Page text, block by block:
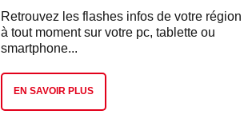
Retrouvez les flashes infos de votre région
à tout moment sur votre pc, tablette ou
smartphone...
EN SAVOIR PLUS